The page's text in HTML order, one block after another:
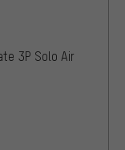
3P Solo Air